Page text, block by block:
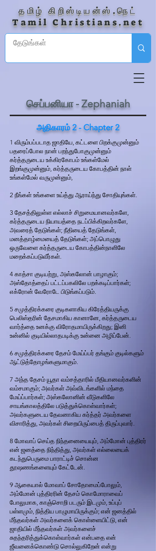
தமிழ் கிறிஸ்டியன்ஸ்.நெட்
Tamil Christians.net
செப்பனியா - Zephaniah
அதிகாரம் 2 - Chapter 2
1 விரும்பப்படாத ஜாதியே, கட்டளை பிறக்குமுன்னும்
பதரைப்போல நான் பறந்துபோகுமுன்னும்
கர்த்தருடைய உக்கிரகோபம் உங்கள்மேல்
இறங்குமுன்னும், கர்த்தருடைய கோபத்தின் நாள்
உங்கள்மேல் வருமுன்னும்,
2 நீங்கள் உங்களை உய்த்து ஆராய்ந்து சோதியுங்கள்.
3 தேசத்திலுள்ள எல்லாச் சிறுமையானவர்களே,
கர்த்தருடைய நியாயத்தை நடப்பிக்கிறவர்களே,
அவரைத் தேடுங்கள்; நீதியைத் தேடுங்கள்,
மனத்தாழ்மையைத் தேடுங்கள்; அப்பொழுது
ஒருவேளை கர்த்தருடைய கோபத்தின்நாளிலே
மறைக்கப்படுவீர்கள்.
4 காத்சா குடியற்று, அஸ்கலோன் பாழாகும்;
அஸ்தோத்தைப் பட்டப்பகலிலே பறக்கடிப்பார்கள்;
எக்ரோன் வேரோடே பிடுங்கப்படும்.
5 சமுத்திரக்கரை குடிகளாகிய கிரேத்தியருக்கு
பெலிஸ்தரின் தேசமாகிய கானானே, கர்த்தருடைய
வார்த்தை உனக்கு விரோதமாயிருக்கிறது; இனி
உன்னில் குடியில்லாதபடிக்கு உன்னை அழிப்பேன்.
6 சமுத்திரக்கரை தேசம் மேய்ப்பர் தங்கும் குடில்களும்
ஆட்டுத்தோழங்களுமாகும்.
7 அந்த தேசம் யூதா வம்சத்தாரில் மீதியானவர்களின்
வம்சமாகும்; அவர்கள் அவ்விடங்களில் மந்தை
மேய்ப்பார்கள்; அஸ்கலோனின் வீடுகளிலே
சாயங்காலத்திலே படுத்துக்கொள்வார்கள்;
அவர்களுடைய தேவனாகிய கர்த்தர் அவர்களை
விசாரித்து, அவர்கள் சிறையிருப்பைத் திருப்புவார்.
8 மோவாப் செய்த நிந்தனையையும், அம்மோன் புத்திரர்
என் ஜனத்தை நிந்தித்து, அவர்கள் எல்லையைக்
கடந்துபெருமை பாராட்டிச் சொன்ன
தூஷணங்களையும் கேட்டேன்.
9 ஆகையால் மோவாப் சோதோமைப்போலும்,
அம்மோன் புத்திரரின் தேசம் கொமோராவைப்
போலுமாக, காஞ்சொறி படரும் இடமும், உப்புப்
பள்ளமும், நித்திய பாழுமாயிருக்கும்; என் ஜனத்தில்
மீந்தவர்கள் அவர்களைக் கொள்ளையிட்டு, என்
ஜாதியில் மீந்தவர்கள் அவர்களைச்
சுதந்தரித்துக்கொள்வார்கள் என்பதை என்
ஜீவனைக்கொண்டு சொல்லுகிறேன் என்று